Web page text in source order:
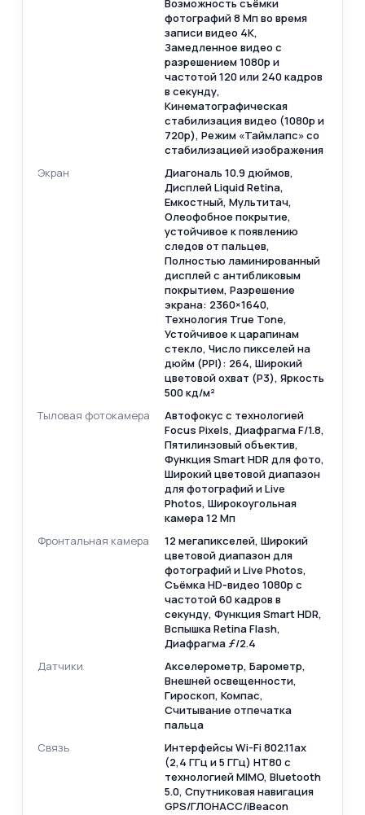
Возможность съёмки
фотографий 8 Мп во время
записи видео 4К,
Замедленное видео с
разрешением 1080р и
частотой 120 или 240 кадров
в секунду,
Кинематографическая
стабилизация видео (1080p и
720p), Режим «Таймлапс» со
стабилизацией изображения
Экран
Диагональ 10.9 дюймов,
Дисплей Liquid Retina,
Емкостный, Мультитач,
Олеофобное покрытие,
устойчивое к появлению
следов от пальцев,
Полностью ламинированный
дисплей c антибликовым
покрытием, Разрешение
экрана: 2360×1640,
Технология True Tone,
Устойчивое к царапинам
стекло, Число пикселей на
дюйм (PPI): 264, Широкий
цветовой охват (P3), Яркость
500 кд/м²
Тыловая фотокамера
Автофокус с технологией
Focus Pixels, Диафрагма F/1.8,
Пятилинзовый объектив,
Функция Smart HDR для фото,
Широкий цветовой диапазон
для фотографий и Live
Photos, Широкоугольная
камера 12 Мп
Фронтальная камера
12 мегапикселей, Широкий
цветовой диапазон для
фотографий и Live Photos,
Съёмка HD‑видео 1080p с
частотой 60 кадров в
секунду, Функция Smart HDR,
Вспышка Retina Flash,
Диафрагма ƒ/2.4
Датчики
Акселерометр, Барометр,
Внешней освещенности,
Гироскоп, Компас,
Считывание отпечатка
пальца
Связь
Интерфейсы Wi-Fi 802.11ax
(2,4 ГГц и 5 ГГц) HT80 с
технологией MIMO, Bluetooth
5.0, Спутниковая навигация
GPS/ГЛОНАСС/iBeacon